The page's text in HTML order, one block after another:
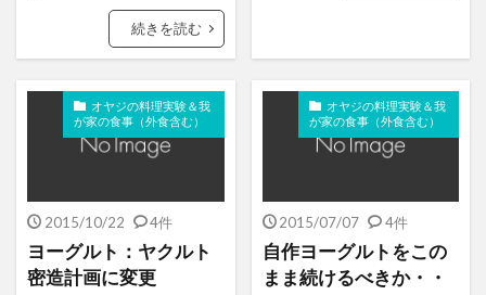
続きを読む
オヤジの料理実験＆我
が家の食事（外食含む）
2015/10/22 4件
ヨーグルト：ヤクルト
密造計画に変更
オヤジの料理実験＆我
が家の食事（外食含む）
2015/07/07 4件
自作ヨーグルトをこの
まま続けるべきか・・